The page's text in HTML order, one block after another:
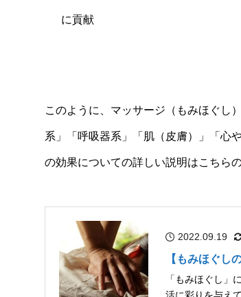
に貢献
このように、マッサージ（もみほぐし
系」「呼吸器系」「肌（皮膚）」「心
の効果についての詳しい説明はこちら
2022.09.19
【もみほぐし
「もみほぐし」
活に彩りを与え